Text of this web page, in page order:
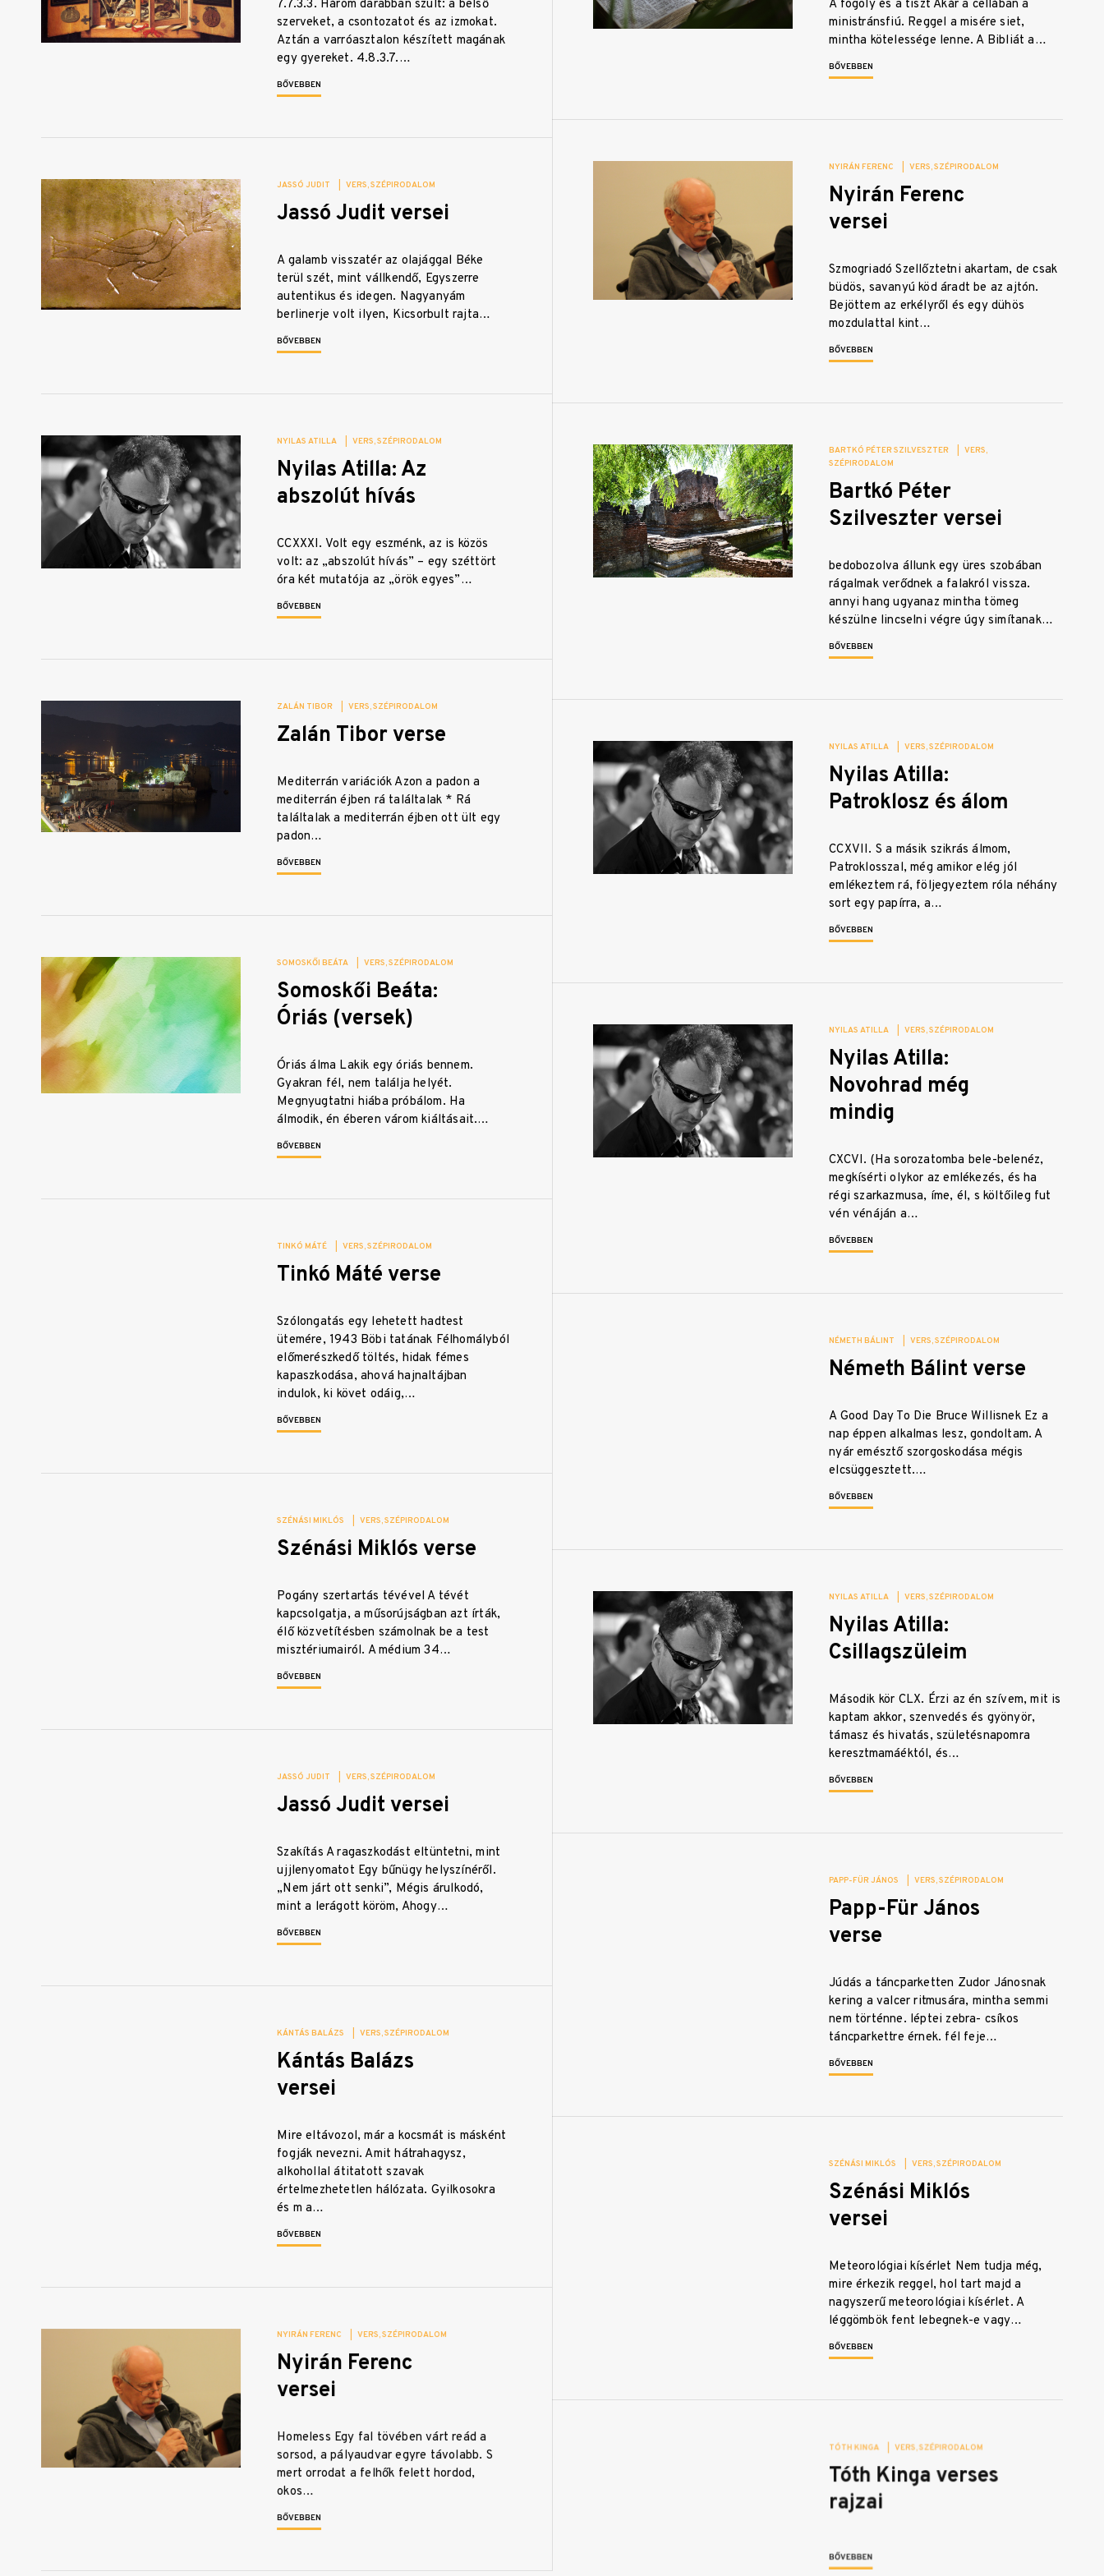
7.7.3.3. Három darabban szült: a belső
szerveket, a csontozatot és az izmokat.
Aztán a varróasztalon készített magának
egy gyereket. 4.8.3.7.…
BŐVEBBEN
A fogoly és a tiszt Akár a cellában a
ministránsfiú. Reggel a misére siet,
mintha kötelessége lenne. A Bibliát a…
BŐVEBBEN
NYIRÁN FERENC VERS SZÉPIRODALOM
Nyirán Ferenc
versei
Szmogriadó Szellőztetni akartam, de csak
büdös, savanyú köd áradt be az ajtón.
Bejöttem az erkélyről és egy dühös
mozdulattal kint…
BŐVEBBEN
JASSÓ JUDIT VERS SZÉPIRODALOM
Jassó Judit versei
A galamb visszatér az olajággal Béke
terül szét, mint vállkendő, Egyszerre
autentikus és idegen. Nagyanyám
berlinerje volt ilyen, Kicsorbult rajta…
BŐVEBBEN
NYILAS ATILLA VERS SZÉPIRODALOM
Nyilas Atilla: Az
abszolút hívás
CCXXXI. Volt egy eszménk, az is közös
volt: az „abszolút hívás” – egy széttört
óra két mutatója az „örök egyes”…
BŐVEBBEN
BARTKÓ PÉTER SZILVESZTER
VERS
SZÉPIRODALOM
Bartkó Péter
Szilveszter versei
bedobozolva állunk egy üres szobában
rágalmak verődnek a falakról vissza.
annyi hang ugyanaz mintha tömeg
készülne lincselni végre úgy simítanak…
BŐVEBBEN
ZALÁN TIBOR VERS SZÉPIRODALOM
Zalán Tibor verse
Mediterrán variációk Azon a padon a
mediterrán éjben rá találtalak * Rá
találtalak a mediterrán éjben ott ült egy
padon…
BŐVEBBEN
NYILAS ATILLA VERS SZÉPIRODALOM
Nyilas Atilla:
Patroklosz és álom
CCXVII. S a másik szikrás álmom,
Patroklosszal, még amikor elég jól
emlékeztem rá, följegyeztem róla néhány
sort egy papírra, a…
BŐVEBBEN
SOMOSKŐI BEÁTA VERS SZÉPIRODALOM
Somoskői Beáta:
Óriás (versek)
Óriás álma Lakik egy óriás bennem.
Gyakran fél, nem találja helyét.
Megnyugtatni hiába próbálom. Ha
álmodik, én éberen várom kiáltásait.…
BŐVEBBEN
NYILAS ATILLA VERS SZÉPIRODALOM
Nyilas Atilla:
Novohrad még
mindig
CXCVI. (Ha sorozatomba bele-belenéz,
megkísérti olykor az emlékezés, és ha
régi szarkazmusa, íme, él, s költőileg fut
vén vénáján a…
BŐVEBBEN
TINKÓ MÁTÉ VERS SZÉPIRODALOM
Tinkó Máté verse
Szólongatás egy lehetett hadtest
ütemére, 1943 Böbi tatának Félhomályból
előmerészkedő töltés, hidak fémes
kapaszkodása, ahová hajnaltájban
indulok, ki követ odáig,…
BŐVEBBEN
NÉMETH BÁLINT VERS SZÉPIRODALOM
Németh Bálint verse
A Good Day To Die Bruce Willisnek Ez a
nap éppen alkalmas lesz, gondoltam. A
nyár emésztő szorgoskodása mégis
elcsüggesztett.…
BŐVEBBEN
SZÉNÁSI MIKLÓS VERS SZÉPIRODALOM
Szénási Miklós verse
Pogány szertartás tévével A tévét
kapcsolgatja, a műsorújságban azt írták,
élő közvetítésben számolnak be a test
misztériumairól. A médium 34…
BŐVEBBEN
NYILAS ATILLA VERS SZÉPIRODALOM
Nyilas Atilla:
Csillagszüleim
Második kör CLX. Érzi az én szívem, mit is
kaptam akkor, szenvedés és gyönyör,
támasz és hivatás, születésnapomra
keresztmamáéktól, és…
BŐVEBBEN
JASSÓ JUDIT VERS SZÉPIRODALOM
Jassó Judit versei
Szakítás A ragaszkodást eltüntetni, mint
ujjlenyomatot Egy bűnügy helyszínéről.
„Nem járt ott senki”, Mégis árulkodó,
mint a lerágott köröm, Ahogy…
BŐVEBBEN
PAPP-FÜR JÁNOS VERS SZÉPIRODALOM
Papp-Für János
verse
Júdás a táncparketten Zudor Jánosnak
kering a valcer ritmusára, mintha semmi
nem történne. léptei zebra- csíkos
táncparkettre érnek. fél feje…
BŐVEBBEN
KÁNTÁS BALÁZS VERS SZÉPIRODALOM
Kántás Balázs
versei
Mire eltávozol, már a kocsmát is másként
fogják nevezni. Amit hátrahagysz,
alkohollal átitatott szavak
értelmezhetetlen hálózata. Gyilkosokra
és m a…
BŐVEBBEN
SZÉNÁSI MIKLÓS VERS SZÉPIRODALOM
Szénási Miklós
versei
Meteorológiai kísérlet Nem tudja még,
mire érkezik reggel, hol tart majd a
nagyszerű meteorológiai kísérlet. A
léggömbök fent lebegnek-e vagy…
BŐVEBBEN
NYIRÁN FERENC VERS SZÉPIRODALOM
Nyirán Ferenc
versei
Homeless Egy fal tövében várt reád a
sorsod, a pályaudvar egyre távolabb. S
mert orrodat a felhők felett hordod,
okos…
BŐVEBBEN
TÓTH KINGA VERS SZÉPIRODALOM
Tóth Kinga verses
rajzai
BŐVEBBEN